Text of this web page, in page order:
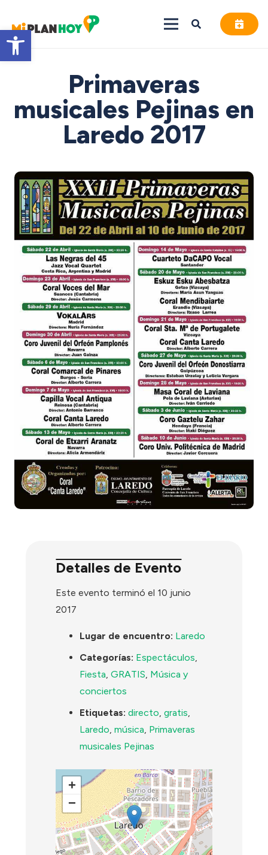
Abrir barra de herramientas
Primaveras
musicales Pejinas en
Laredo 2017
Detalles de Evento
Este evento terminó el 10 junio
2017
Lugar de encuentro: Laredo
Categorías: Espectáculos,
Fiesta,GRATIS, Música y
conciertos
Etiquetas: directo,gratis,
Laredo,música, Primaveras
musicales Pejinas
+
−